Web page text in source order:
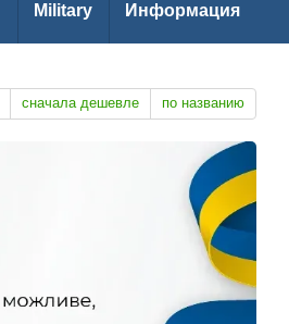
Military Информация
сначала дешевле по названию